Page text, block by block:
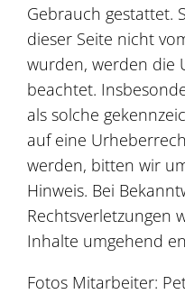
Gebrauch gestattet.
dieser Seite nicht
wurden, werden die
beachtet.
als solche
auf eine
werden, bitten wir
Hinweis. Bei
Rechtsverletzungen
Inhalte umgehend
Fotos Mitarbeiter: